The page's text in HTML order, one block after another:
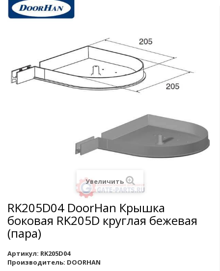
Увеличить
RK205D04 DoorHan Крышка
боковая RK205D круглая бежевая
(пара)
Артикул: RK205D04
Производитель: DOORHAN